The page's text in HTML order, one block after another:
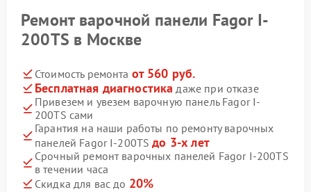
Ремонт варочной панели Fagor I-
200TS в Москве
Стоимость ремонта от 560 руб.
Бесплатная диагностика даже при отказе
Привезем и увезем варочную панель Fagor I-
200TS сами
Гарантия на наши работы по ремонту варочных
панелей Fagor I-200TSдо 3-х лет
Срочный ремонт варочных панелей Fagor I-200TS
в течении часа
Скидка для вас до 20%